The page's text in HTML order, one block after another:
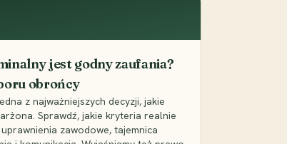
jest godny zaufania?
obrońcy
z najważniejszych decyzji, jakie
Sprawdź, jakie kryteria realnie
zawodowe, tajemnica